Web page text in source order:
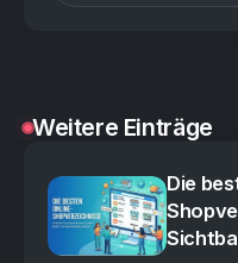
Weitere Einträge
Die